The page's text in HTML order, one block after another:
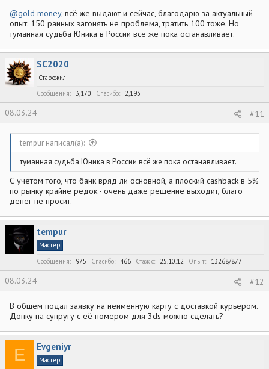
@gold money, всё же выдают и сейчас, благодарю за актуальный
опыт. 150 раиных загонять не проблема, тратить 100 тоже. Но
туманная судьба Юника в России всё же пока останавливает.
SC2020
Старожил
Сообщения
3,170 Спасибо 2,193
08.03.24 #11
tempur написал(а):
туманная судьба Юника в России всё же пока останавливает.
С учетом того, что банк вряд ли основной, а плоский cashback в 5%
по рынку крайне редок - очень даже решение выходит, благо
денег не просит.
tempur
Мастер
Сообщения
975 Спасибо 466 Стаж c 25.10.12 Опыт 13268/877
08.03.24 #12
В общем подал заявку на неименную карту с доставкой курьером.
Допку на супругу с её номером для 3ds можно сделать?
E Evgeniyr
Мастер